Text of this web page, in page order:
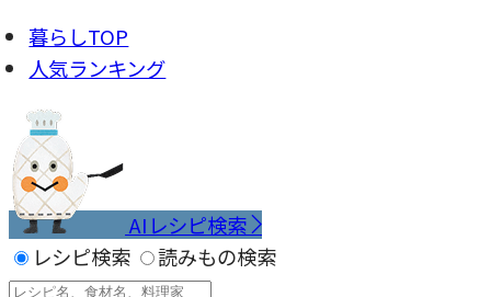
暮らしTOP
人気ランキング
AIレシピ検索
レシピ検索
読みもの検索